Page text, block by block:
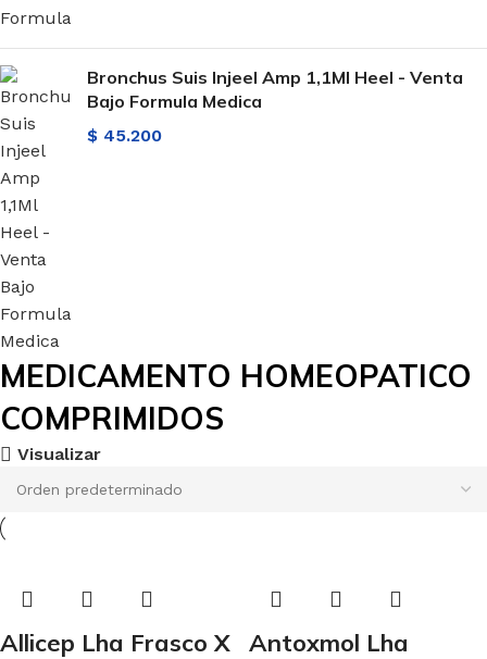
Bronchus Suis Injeel Amp 1,1Ml Heel - Venta
Bajo Formula Medica
$ 45.200
MEDICAMENTO HOMEOPATICO
COMPRIMIDOS
Visualizar
Allicep Lha Frasco X
Antoxmol Lha